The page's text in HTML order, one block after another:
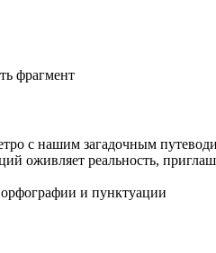
фрагмент
с нашим загадочным
оживляет реальность,
и пунктуации